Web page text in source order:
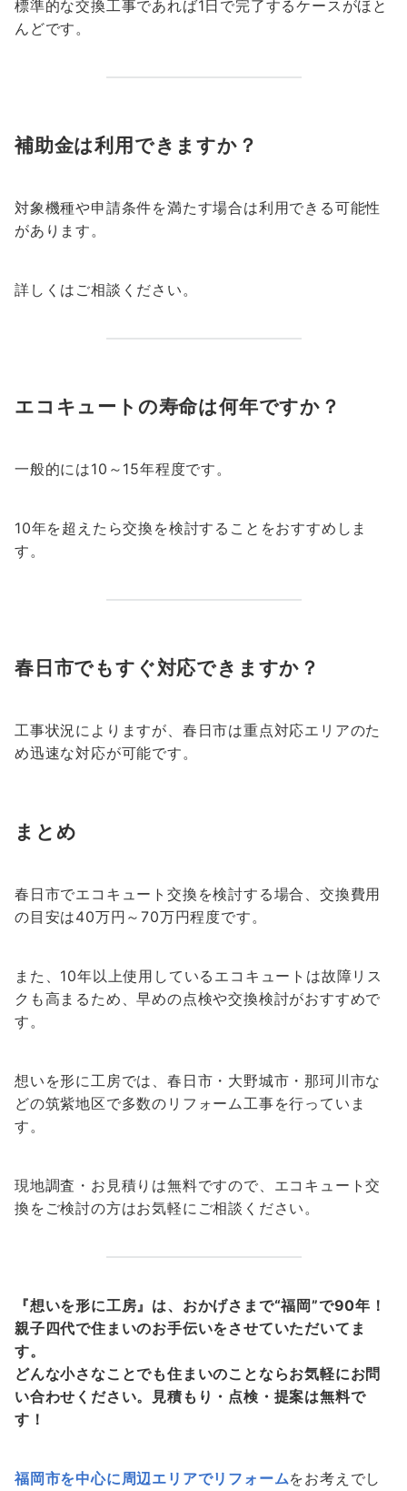
標準的な交換工事であれば1日で完了するケースがほと
んどです。
補助金は利用できますか？
対象機種や申請条件を満たす場合は利用できる可能性
があります。
詳しくはご相談ください。
エコキュートの寿命は何年ですか？
一般的には10～15年程度です。
10年を超えたら交換を検討することをおすすめしま
す。
春日市でもすぐ対応できますか？
工事状況によりますが、春日市は重点対応エリアのた
め迅速な対応が可能です。
まとめ
春日市でエコキュート交換を検討する場合、交換費用
の目安は40万円～70万円程度です。
また、10年以上使用しているエコキュートは故障リス
クも高まるため、早めの点検や交換検討がおすすめで
す。
想いを形に工房では、春日市・大野城市・那珂川市な
どの筑紫地区で多数のリフォーム工事を行っていま
す。
現地調査・お見積りは無料ですので、エコキュート交
換をご検討の方はお気軽にご相談ください。
『想いを形に工房』は、おかげさまで“福岡”で90年！
親子四代で住まいのお手伝いをさせていただいてま
す。
どんな小さなことでも住まいのことならお気軽にお問
い合わせください。見積もり・点検・提案は無料で
す！
福岡市を中心に周辺エリアでリフォームをお考えでし